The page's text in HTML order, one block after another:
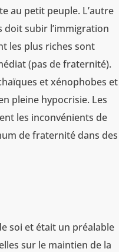
au petit peuple. L’autre
doit subir l’immigration
les plus riches sont
(pas de fraternité).
et xénophobes et
pleine hypocrisie. Les
les inconvénients de
de fraternité dans des
soi et était un préalable
sur le maintien de la